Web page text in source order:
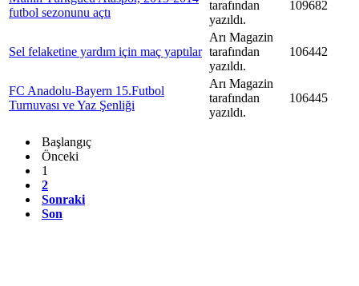
futbol sezonunu açtı
tarafından
yazıldı.
109682
Sel felaketine yardım için maç yaptılar
Arı Magazin
tarafından
yazıldı.
106442
FC Anadolu-Bayern 15.Futbol
Turnuvası ve Yaz Şenliği
Arı Magazin
tarafından
yazıldı.
106445
Başlangıç
Önceki
1
2
Sonraki
Son